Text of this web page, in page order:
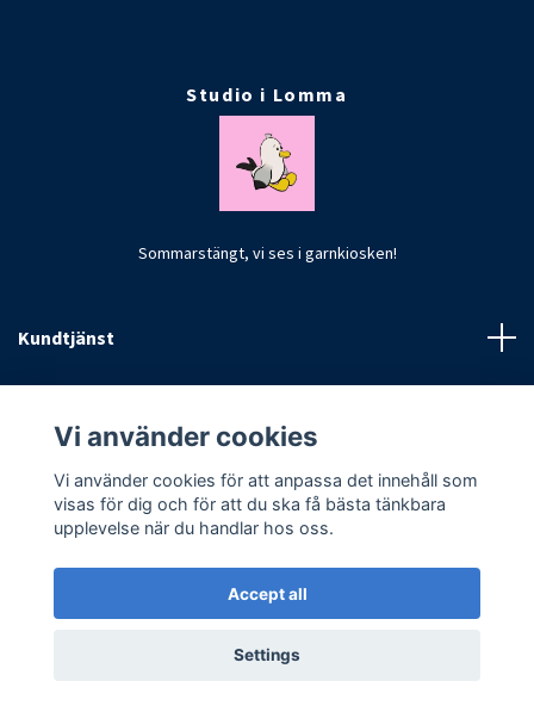
Studio i Lomma
Sommarstängt, vi ses i garnkiosken!
Kundtjänst
© 2026 CrochetByKim
Vi använder cookies
Vi använder cookies för att anpassa det innehåll som
visas för dig och för att du ska få bästa tänkbara
upplevelse när du handlar hos oss.
Accept all
Settings